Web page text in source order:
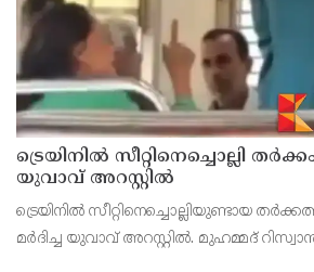
ട്രെയിനിൽ സീറ്റിനെച്ചൊല്ലി
യുവാവ് അറസ്റ്റിൽ
ട്രെയിനിൽ സീറ്റിനെച്ചൊല്ലിയുണ്ടായ
മർദിച്ച യുവാവ് അറസ്റ്റിൽ. മുഹമ്മദ്